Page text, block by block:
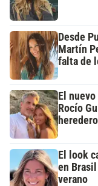
Desde
Martín
falta de
El
Rocío
El look
en
verano